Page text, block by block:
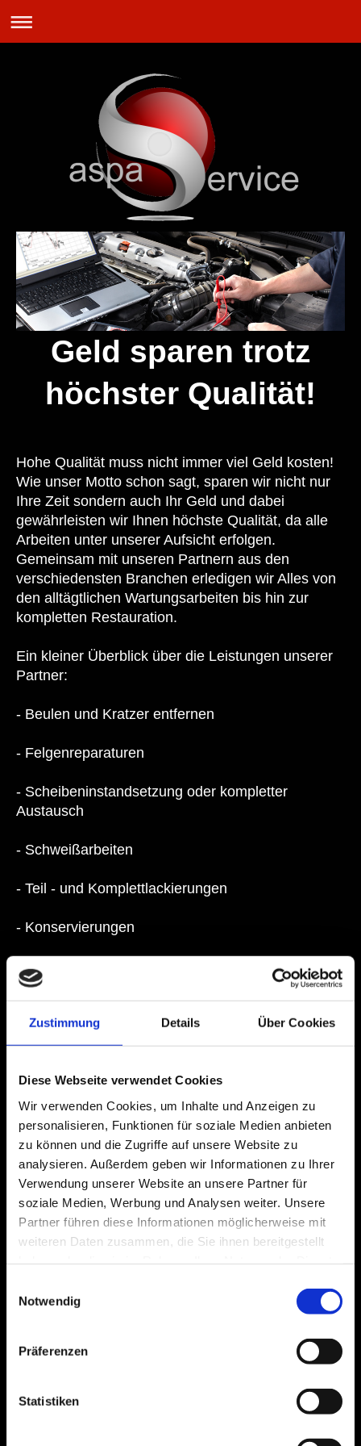
Zustimmung Details Über Cookies
Diese Webseite verwendet Cookies
Wir verwenden Cookies, um Inhalte und Anzeigen zu
personalisieren, Funktionen für soziale Medien anbieten
zu können und die Zugriffe auf unsere Website zu
analysieren. Außerdem geben wir Informationen zu Ihrer
Verwendung unserer Website an unsere Partner für
soziale Medien, Werbung und Analysen weiter. Unsere
Partner führen diese Informationen möglicherweise mit
weiteren Daten zusammen, die Sie ihnen bereitgestellt
Notwendig
Präferenzen
Statistiken
Geld sparen trotz
höchster Qualität!
Hohe Qualität muss nicht immer viel Geld kosten!
Wie unser Motto schon sagt, sparen wir nicht nur
Ihre Zeit sondern auch Ihr Geld und dabei
gewährleisten wir Ihnen höchste Qualität, da alle
Arbeiten unter unserer Aufsicht erfolgen.
Gemeinsam mit unseren Partnern aus den
verschiedensten Branchen erledigen wir Alles von
den alltägtlichen Wartungsarbeiten bis hin zur
kompletten Restauration.
Ein kleiner Überblick über die Leistungen unserer
Partner:
- Beulen und Kratzer entfernen
- Felgenreparaturen
- Scheibeninstandsetzung oder kompletter
Austausch
- Schweißarbeiten
- Teil - und Komplettlackierungen
- Konservierungen
- Tägliche TÜV Abnahmen
- Restaurierungen von Fahrzeugen aller Art,
speziell von Oldtimern
- und vieles mehr!
Ein Bild sagt mehr
als 1000 Worte!
Uns ist bewusst, dass sich unser Fahrzeugservice
anhört als wäre er zu schön, um wahr zu sein.
Deshalb möchten wir Ihnen anhand eines Beispiels
zeigen, wie viel Geld Sie mit uns sparen können
Das untere vorher - nachher Bild zeigt einen
gemeinsam mit unseren Partnern beseitigt haben.
reparieren lassen möchten, haben Sie Stress